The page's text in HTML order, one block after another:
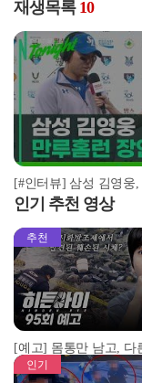
재생목록 10
인기 추천 영상
추천
인기